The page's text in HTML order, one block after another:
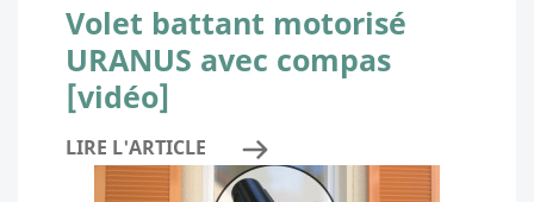
Volet battant motorisé
URANUS avec compas
[vidéo]
LIRE L'ARTICLE